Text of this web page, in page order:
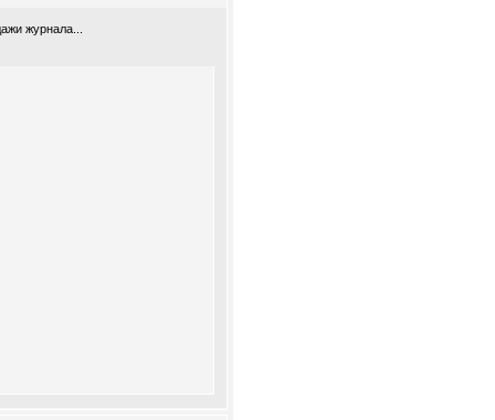
журнала...